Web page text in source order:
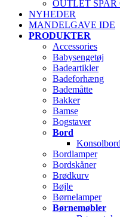
OUTLET
NYHEDER
MANDELGAVE IDE
PRODUKTER
Accessories
Babysengetøj
Badeartikler
Badeforhæng
Bademåtte
Bakker
Bamse
Bogstaver
Bord
Bordlamper
Bordskåner
Brødkurv
Bøjle
Børnelamper
Børnemøbler